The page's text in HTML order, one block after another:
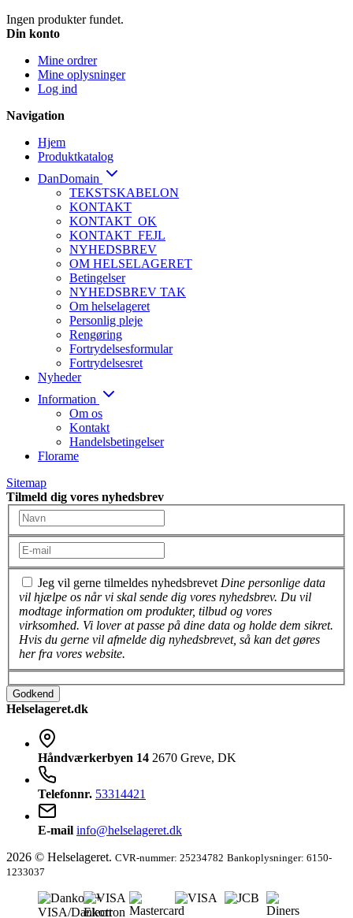
Ingen produkter fundet.
Din konto
Mine ordrer
Mine oplysninger
Log ind
Navigation
Hjem
Produktkatalog
DanDomain
TEKSTSKABELON
KONTAKT
KONTAKT_OK
KONTAKT_FEJL
NYHEDSBREV
OM HELSELAGERET
Betingelser
NYHEDSBREV TAK
Om helselageret
Personlig pleje
Rengøring
Fortrydelsesformular
Fortrydelsesret
Nyheder
Information
Om os
Kontakt
Handelsbetingelser
Florame
Sitemap
Tilmeld dig vores nyhedsbrev
Jeg vil gerne tilmeldes nyhedsbrevet Dine personlige data
vil hjælpe os når vi skal sende dig vores nyhedsbrev. Du vil
modtage information om produkter, tilbud og vores
virksomhed. Vi lover at passe på dine data og holde dem sikret.
Hvis du gerne vil afmelde dig nyhedsbrevet, så kan det gøres
her fra vores website.
Godkend
Helselageret.dk
Håndværkerbyen 14 2670 Greve, DK
Telefonnr. 53314421
E-mail info@helselageret.dk
2026 © Helselageret. CVR-nummer: 25234782 Bankoplysninger: 6150-
1233037